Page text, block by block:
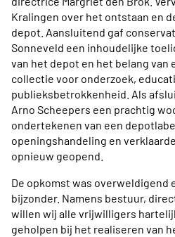
Kralingen over het ontstaan en
depot. Aansluitend gaf
Sonneveld een inhoudelijke
van het depot en het belang van
collectie voor onderzoek,
publieksbetrokkenheid. Als
Arno Scheepers een prachtig
ondertekenen van een
openingshandeling en
opnieuw geopend.
De opkomst was overweldigend
bijzonder. Namens bestuur,
willen wij alle vrijwilligers
geholpen bij het realiseren van